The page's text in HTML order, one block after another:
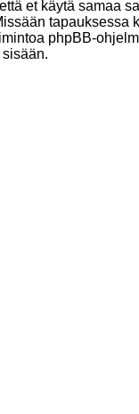
et käytä samaa
phpBB-